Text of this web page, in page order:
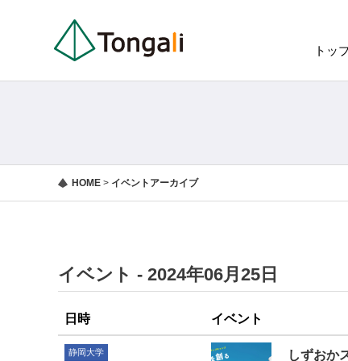
トッ
HOME > イベントアーカイブ
イベント - 2024年06月25日
日時 イベント
静岡大学 しずおか